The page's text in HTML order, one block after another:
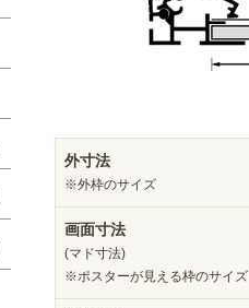
外寸法
※外枠のサイズ
画面寸法
(マド寸法)
※ポスターが見える枠のサイズ